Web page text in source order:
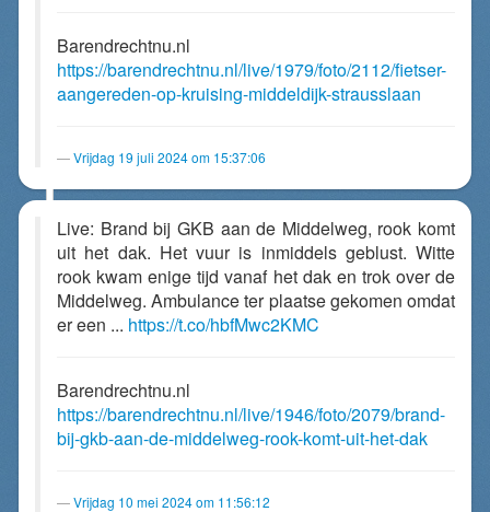
Barendrechtnu.nl
https://barendrechtnu.nl/live/1979/foto/2112/fietser-
aangereden-op-kruising-middeldijk-strausslaan
Vrijdag 19 juli 2024 om 15:37:06
Live: Brand bij GKB aan de Middelweg, rook komt
uit het dak. Het vuur is inmiddels geblust. Witte
rook kwam enige tijd vanaf het dak en trok over de
Middelweg. Ambulance ter plaatse gekomen omdat
er een ... https://t.co/hbfMwc2KMC
Barendrechtnu.nl
https://barendrechtnu.nl/live/1946/foto/2079/brand-
bij-gkb-aan-de-middelweg-rook-komt-uit-het-dak
Vrijdag 10 mei 2024 om 11:56:12